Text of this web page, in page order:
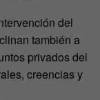
del
también a
privados del
creencias y